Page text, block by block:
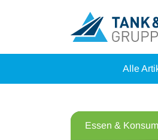
Alle
Essen & Konsum